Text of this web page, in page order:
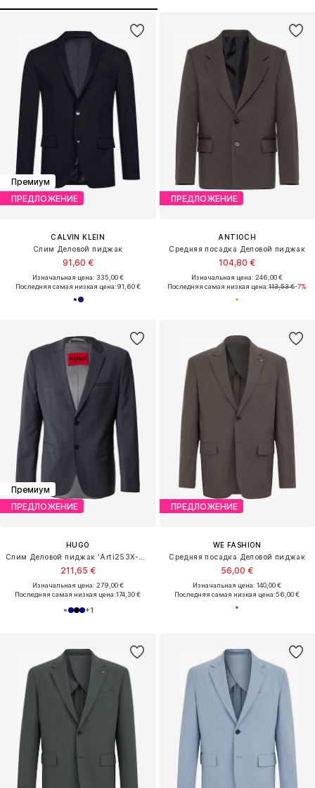
Премиум
ПРЕДЛОЖЕНИЕ
CALVIN KLEIN
Слим Деловой пиджак
91,60 €
Изначальная цена: 335,00 €
Последняя самая низкая цена:91,60 €
ПРЕДЛОЖЕНИЕ
ANTIOCH
Средняя посадка Деловой пиджак
104,80 €
Изначальная цена: 246,00 €
Последняя самая низкая цена:113,53 €-7%
Премиум
ПРЕДЛОЖЕНИЕ
HUGO
211,65 €
Изначальная цена: 279,00 €
Последняя самая низкая цена:174,30 €
+1
ПРЕДЛОЖЕНИЕ
WE FASHION
Средняя посадка Деловой пиджак
56,00 €
Изначальная цена: 140,00 €
Последняя самая низкая цена:56,00 €